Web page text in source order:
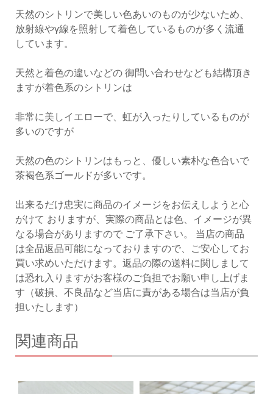
天然のシトリンで美しい色あいのものが少ないため、
放射線やγ線を照射して着色しているものが多く流通
しています。
天然と着色の違いなどの 御問い合わせなども結構頂き
ますが着色系のシトリンは
非常に美しイエローで、虹が入ったりしているものが
多いのですが
天然の色のシトリンはもっと、優しい素朴な色合いで
茶褐色系ゴールドが多いです。
出来るだけ忠実に商品のイメージをお伝えしようと心
がけて おりますが、実際の商品とは色、イメージが異
なる場合がありますので ご了承下さい。 当店の商品
は全品返品可能になっておりますので、ご安心してお
買い求めいただけます。返品の際の送料に関しまして
は恐れ入りますがお客様のご負担でお願い申し上げま
す（破損、不良品など当店に責がある場合は当店が負
担いたします）
関連商品